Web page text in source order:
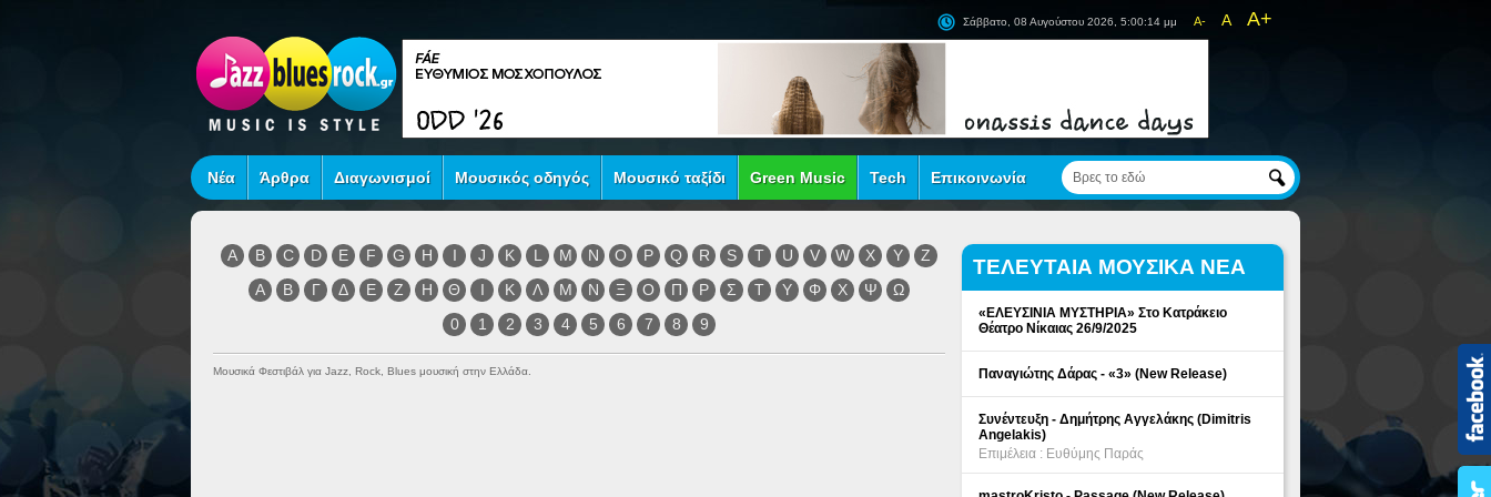
A- A A+
Σάββατο, 08 Αυγούστου 2026, 5:00:14 μμ
Νέα Άρθρα Διαγωνισμοί Μουσικός οδηγός Μουσικό ταξίδι Green Music Tech Επικοινωνία
A B C D E F G H I J K L M N O P Q R S T U V W X Y
Z
Α
Β Γ Δ Ε Ζ Η Θ Ι Κ Λ Μ Ν Ξ Ο Π Ρ Σ Τ Υ Φ Χ Ψ
Ω
0
1 2 3 4 5 6 7 8 9
Μουσικά Φεστιβάλ για Jazz, Rock, Blues μουσική στην Ελλάδα.
ΤΕΛΕΥΤΑΙΑ ΜΟΥΣΙΚΑ ΝΕΑ
«ΕΛΕΥΣΙΝΙΑ ΜΥΣΤΗΡΙΑ» Στο Κατράκειο
Θέατρο Νίκαιας 26/9/2025
Παναγιώτης Δάρας - «3» (New Release)
Συνέντευξη - Δημήτρης Αγγελάκης (Dimitris
Angelakis)
Επιμέλεια : Ευθύμης Παράς